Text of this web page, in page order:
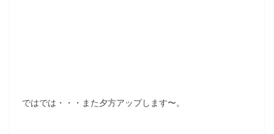
ではでは・・・また夕方アップします〜。